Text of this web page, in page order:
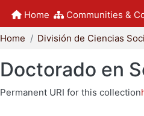
Home Communities &
Home
Doctorado en
Permanent URI for this collection